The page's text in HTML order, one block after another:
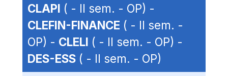
CLAPI ( - II sem. - OP) -
CLEFIN-FINANCE ( - II sem. -
OP) - CLELI ( - II sem. - OP) -
DES-ESS ( - II sem. - OP)